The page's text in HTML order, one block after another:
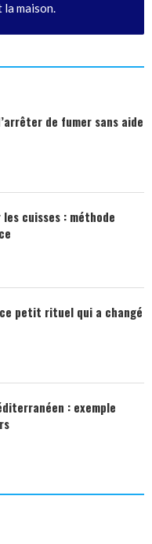
la maison.
de fumer sans aide
cuisses : méthode
petit rituel qui a changé
: exemple